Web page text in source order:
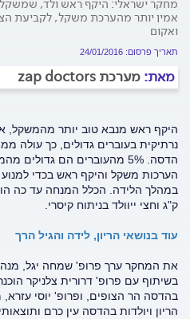
מחקר ישראלי: היקף ראש ולד,
אמין יותר מהערכת משקל, לקביעת
ואקום
תאריך פרסום: 24/01/2016
מאת: מערכת zap doctors
היקף ראש מנבא טוב יותר מהמשקל,
נרתיקית בעוברים גדולים, כך עולה
הדסה. 5% מהעוברים הם
הערכות משקל והיקף ראש בכדי
במהלך הלידה. הכלל המנחה עד כה
ק"ג וחצי ייוולד בניתוח קיסרי.
עוד בנושאי הריון, לידה והגיל הרך
את המחקר ערך פרופ' שמחה יגל,
בשיתוף עם פרופ' דרורית צלניקר
בהדסה הר הצופים, ופרופ' יוסי